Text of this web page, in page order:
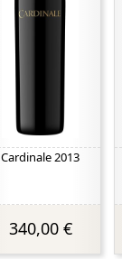
Cardinale 2013
340,00 €